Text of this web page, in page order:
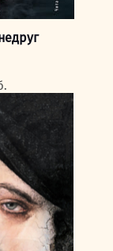
цена:
199,00 руб..